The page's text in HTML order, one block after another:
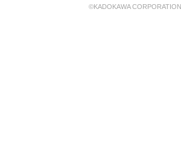
©KADOKAWA CORPORATION